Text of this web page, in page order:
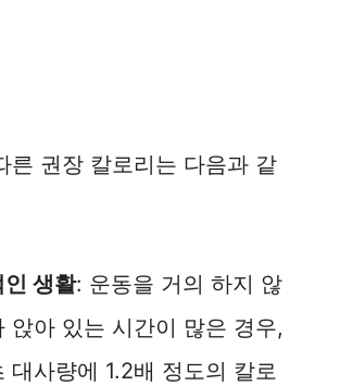
른 권장 칼로리는 다음과 같
인 생활: 운동을 거의 하지 않
앉아 있는 시간이 많은 경우,
대사량에 1.2배 정도의 칼로